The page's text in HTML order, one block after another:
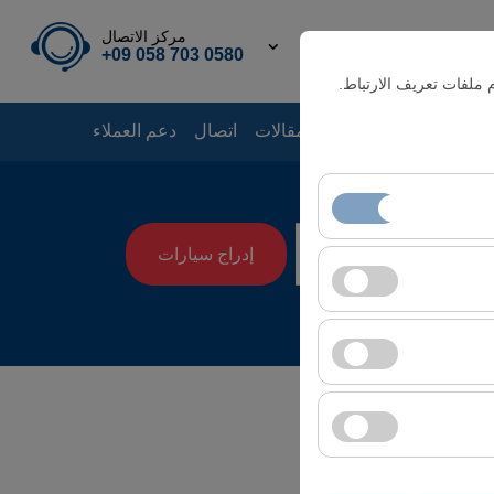
تعريف الارتباط.
لا يمكن
المستخدمين).
(عدد مرات
مركز الاتصال
0580 703 058 09+
مقالات اتصال دعم العملاء
إدراج سيارات